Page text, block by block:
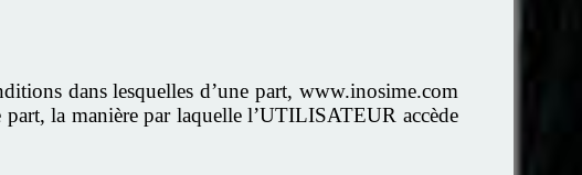
dans lesquelles d’une part, www.inosime.com
part, la manière par laquelle l’UTILISATEUR accède